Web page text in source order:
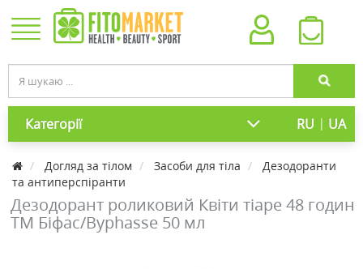
Категорії RU | UA
Догляд за тілом Засоби для тіла
Дезодоранти
та антиперспіранти
Дезодорант роликовий Квіти тіаре 48 годин
ТМ Біфас/Byphasse 50 мл